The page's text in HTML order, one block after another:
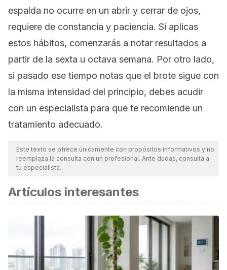
espalda no ocurre en un abrir y cerrar de ojos,
requiere de constancia y paciencia. Si aplicas
estos hábitos, comenzarás a notar resultados a
partir de la sexta u octava semana. Por otro lado,
si pasado ese tiempo notas que el brote sigue con
la misma intensidad del principio, debes acudir
con un especialista para que te recomiende un
tratamiento adecuado.
Este texto se ofrece únicamente con propósitos informativos y no
reemplaza la consulta con un profesional. Ante dudas, consulta a
tu especialista.
Artículos interesantes